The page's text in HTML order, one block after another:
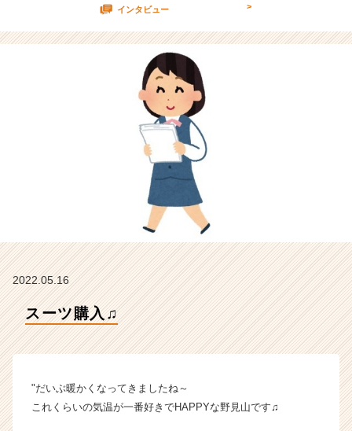
テ
テ
の
イ
ン】
ン
業
ら
ス
インタビュー >
2022.05.16
スーツ購入♫
"だいぶ暖かくなってきましたね～
これくらいの気温が一番好きでHAPPYな野見山です♫